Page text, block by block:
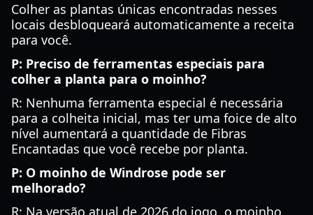
Colher as plantas únicas encontradas nesses
locais desbloqueará automaticamente a receita
para você.
P: Preciso de ferramentas especiais para
colher a planta para o moinho?
R: Nenhuma ferramenta especial é necessária
para a colheita inicial, mas ter uma foice de alto
nível aumentará a quantidade de Fibras
Encantadas que você recebe por planta.
P: O moinho de Windrose pode ser
melhorado?
R: Na versão atual de 2026 do jogo, o moinho